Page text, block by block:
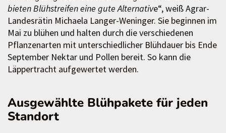
bieten Blühstreifen eine gute Alternative“, weiß Agrar-
Landesrätin Michaela Langer-Weninger. Sie beginnen im
Mai zu blühen und halten durch die verschiedenen
Pflanzenarten mit unterschiedlicher Blühdauer bis Ende
September Nektar und Pollen bereit. So kann die
Läppertracht aufgewertet werden.
Ausgewählte Blühpakete für jeden
Standort